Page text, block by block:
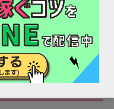
いる場合も多いです。
能性もあるので、
辞
きましょう。